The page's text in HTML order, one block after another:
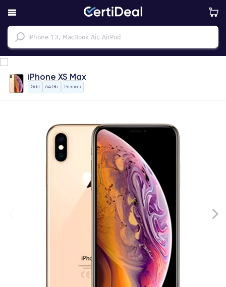
iPhone XS Max
Guld 64 Gb Premium